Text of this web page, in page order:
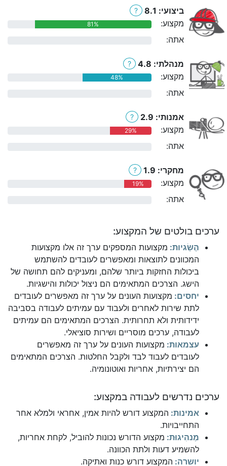
ביצועי: 8.1 ?
מקצוע: 81%
אתה:
מנהלתי: 4.8 ?
מקצוע: 48%
אתה:
אמנותי: 2.9 ?
מקצוע: 29%
אתה:
מחקרי: 1.9 ?
מקצוע: 19%
אתה:
ערכים בולטים של המקצוע:
הֶשֵׂגיות: מקצועות המספקים ערך זה אלו מקצועות
המכוונים לתוצאות ומאפשרים לעובדים להשתמש
ביכולות החזקות ביותר שלהם, ומעניקים להם תחושה של
הישג. הצרכים המתאימים הם ניצול יכולות והישגיות.
יחסים: מקצועות העונים על ערך זה מאפשרים לעובדים
לתת שירות לאחרים ולעבוד עם עמיתים לעבודה בסביבה
ידידותית ולא תחרותית. הצרכים המתאימים הם עמיתים
לעבודה, ערכים מוסריים ושירות סוציאלי.
עצמאות: מקצועות העונים על ערך זה מאפשרים
לעובדים לעבוד לבד ולקבל החלטות. הצרכים המתאימים
הם יצירתיות, אחריות ואוטונומיה.
ערכים נדרשים לעבודה במקצוע:
אמינות: המקצוע דורש להיות אמין, אחראי ולמלא אחר
התחייבויות.
מַנהִיגוּת: מקצוע הדורש נכונות להוביל, לקחת אחריות,
להשמיע דעות ולתת הכוונה.
יושרה: המקצוע דורש כנות ואתיקה.